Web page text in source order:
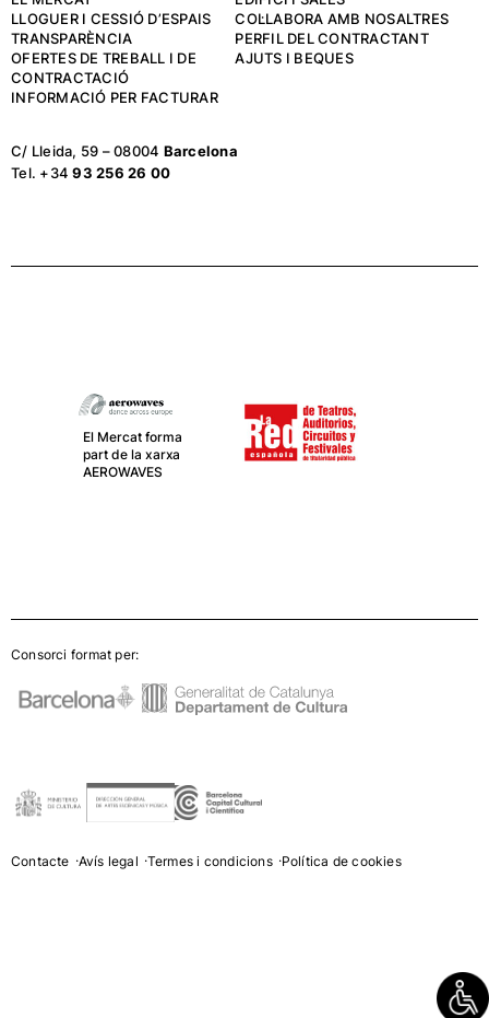
LLOGUER I CESSIÓ D’ESPAIS
COL·LABORA AMB NOSALTRES
TRANSPARÈNCIA
PERFIL DEL CONTRACTANT
OFERTES DE TREBALL I DE
CONTRACTACIÓ
AJUTS I BEQUES
INFORMACIÓ PER FACTURAR
C/ Lleida, 59 – 08004 Barcelona
Tel. +3493 256 26 00
El Mercat forma
part de la xarxa
AEROWAVES
Consorci format per:
Contacte Avís legal Termes i condicions Política de cookies